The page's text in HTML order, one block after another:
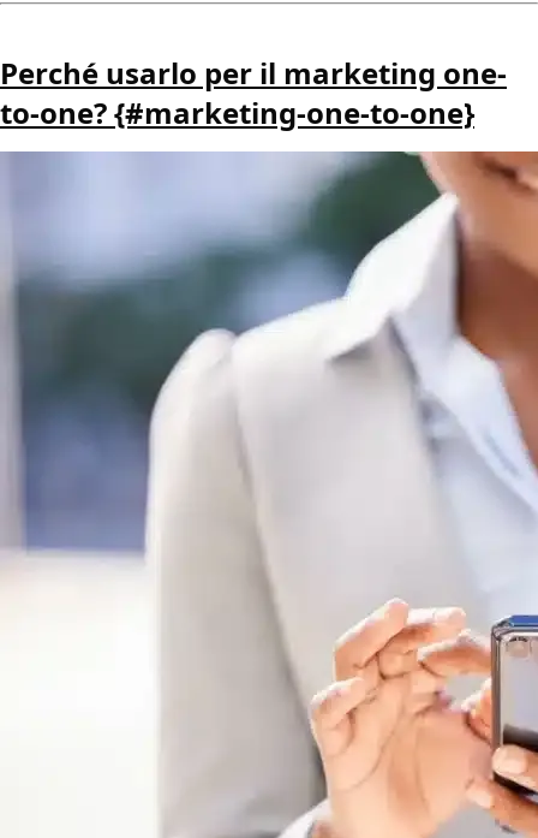
Perché usarlo per il marketing one-
to-one? {#marketing-one-to-one}